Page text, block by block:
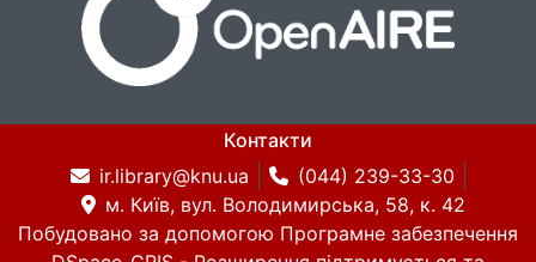
Контакти
ir.library@knu.ua
(044) 239-33-30
м. Київ, вул. Володимирська, 58, к. 42
Побудовано за допомогою Програмне забезпечення